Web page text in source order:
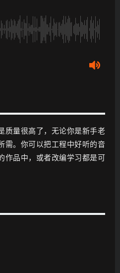
质量很高了，无论你是新手老
需。你可以把工程中好听的音
作品中，或者改编学习都是可